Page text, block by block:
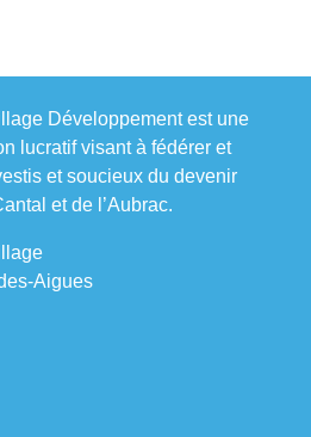
Développement est une
lucratif visant à fédérer et
et soucieux du devenir
et de l’Aubrac.
Aigues